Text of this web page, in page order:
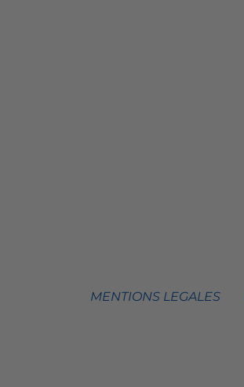
MENTIONS LEGALES